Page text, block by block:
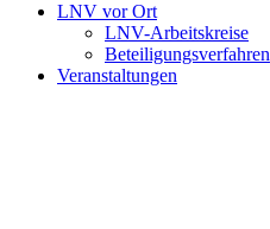
LNV vor Ort
LNV-Arbeitskreise
Beteiligungsverfahren
Veranstaltungen